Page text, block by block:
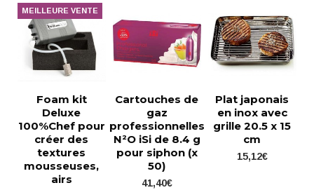
MEILLEURE VENTE
Foam kit
Deluxe
100%Chef pour
créer des
textures
mousseuses,
airs
Cartouches de
gaz
professionnelles
N²O iSi de 8.4 g
pour siphon (x
50)
41,40€
Plat japonais
en inox avec
grille 20.5 x 15
cm
15,12€